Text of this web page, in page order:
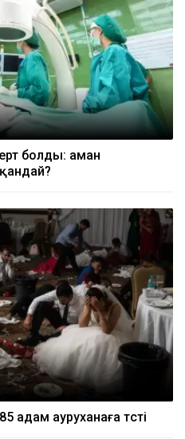
болды: аман
адам ауруханаға түсті